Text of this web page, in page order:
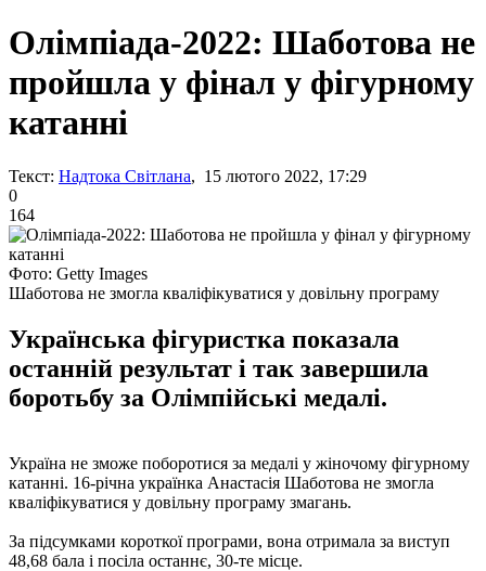
Олімпіада-2022: Шаботова не
пройшла у фінал у фігурному
катанні
Текст: Надтока Світлана, 15 лютого 2022, 17:29
0
164
Фото: Getty Images
Шаботова не змогла кваліфікуватися у довільну програму
Українська фігуристка показала
останній результат і так завершила
боротьбу за Олімпійські медалі.
Україна не зможе поборотися за медалі у жіночому фігурному
катанні. 16-річна українка Анастасія Шаботова не змогла
кваліфікуватися у довільну програму змагань.
За підсумками короткої програми, вона отримала за виступ
48,68 бала і посіла останнє, 30-те місце.